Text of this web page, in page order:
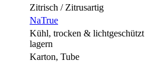
Zitrisch / Zitrusartig
NaTrue
Kühl, trocken & lichtgeschützt
lagern
Karton, Tube